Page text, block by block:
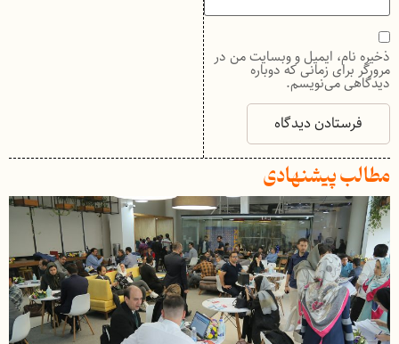
ذخیره نام، ایمیل و وبسایت من در
مرورگر برای زمانی که دوباره
دیدگاهی می‌نویسم.
مطالب پیشنهادی